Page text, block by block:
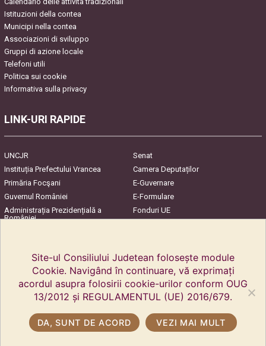
Istituzioni della contea
Municipi nella contea
Associazioni di sviluppo
Gruppi di azione locale
Telefoni utili
Politica sui cookie
Informativa sulla privacy
LINK-URI RAPIDE
UNCJR
Senat
Instituția Prefectului Vrancea
Camera Deputaților
Primăria Focşani
E-Guvernare
Guvernul României
E-Formulare
Administrația Prezidențială a
României
Fonduri UE
Site-ul Consiliului Judetean folosește module
Cookie. Navigând în continuare, vă exprimați
acordul asupra folosirii cookie-urilor conform OUG
13/2012 și REGULAMENTUL (UE) 2016/679.
DA, SUNT DE ACORD VEZI MAI MULT